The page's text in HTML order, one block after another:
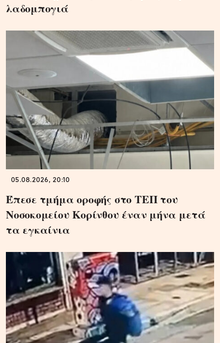
λαδομπογιά
05.08.2026, 20:10
Έπεσε τμήμα οροφής στο ΤΕΠ του
Νοσοκομείου Κορίνθου έναν μήνα μετά
τα εγκαίνια